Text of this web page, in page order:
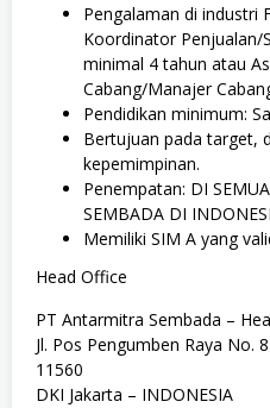
Pengalaman di industri
Koordinator Penjualan/
minimal 4 tahun atau
Cabang/Manajer
Pendidikan minimum:
Bertujuan pada target,
kepemimpinan.
Penempatan: DI
SEMBADA DI
Memiliki SIM A yang
Head Office
PT Antarmitra Sembada –
Jl. Pos Pengumben Raya No.
11560
DKI Jakarta – INDONESIA